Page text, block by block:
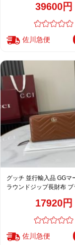
39600円
佐川急便
グッチ 並行輸入品 GGマ
ラウンドジップ長財布 ブ
17920円
佐川急便